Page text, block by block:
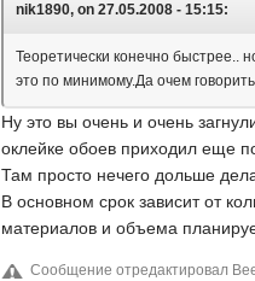
nik1890, on 27.05.2008 - 15:15:
Теоретически конечно быстрее..
это по минимому.Да очем
Ну это вы очень и очень
оклейке обоев приходил еще
Там просто нечего дольше
В основном срок зависит от
материалов и объема
Сообщение отредактировал